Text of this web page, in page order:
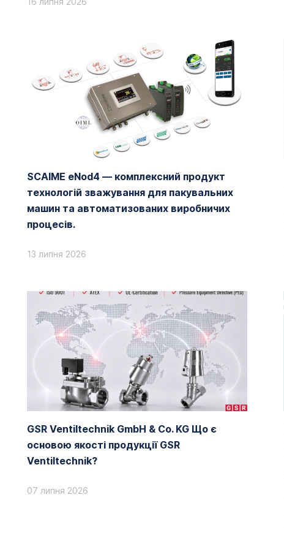
SCAIME eNod4 — комплексний продукт
технологій зважування для пакувальних
машин та автоматизованих виробничих
процесів.
13 липня 2026
GSR Ventiltechnik GmbH & Co. KG Що є
основою якості продукції GSR
Ventiltechnik?
07 липня 2026